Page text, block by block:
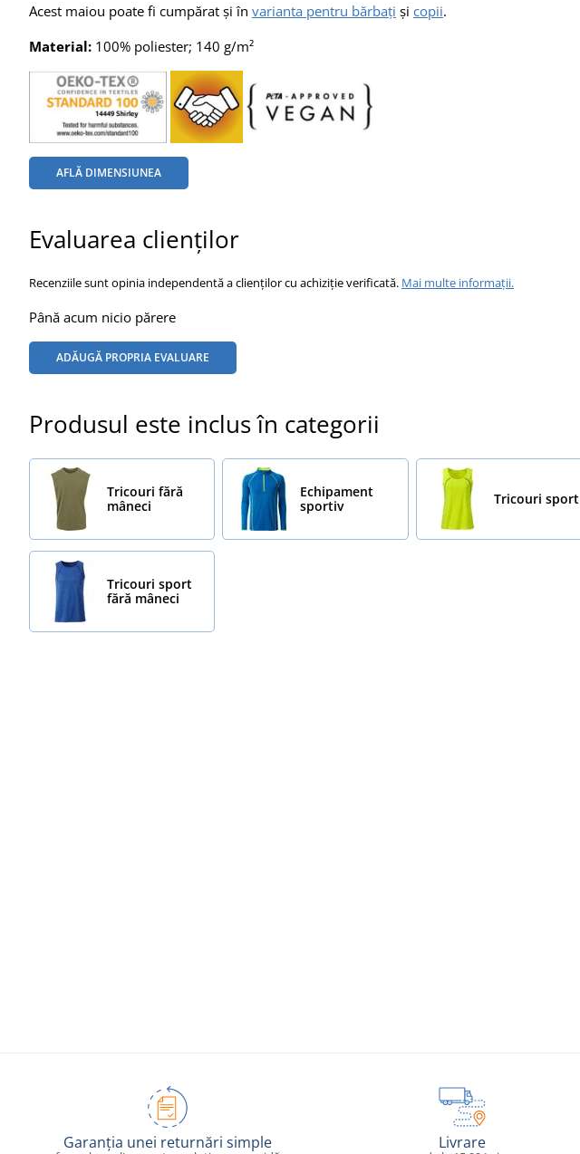
Acest maiou poate fi cumpărat și în varianta pentru bărbați și copii.
Material: 100% poliester; 140 g/m²
AFLĂ DIMENSIUNEA
Evaluarea clienților
Recenziile sunt opinia independentă a clienților cu achiziție verificată. Mai multe informații.
Până acum nicio părere
ADĂUGĂ PROPRIA EVALUARE
Produsul este inclus în categorii
Tricouri fără
mâneci
Echipament
sportiv
Tricouri sport
Tricouri sport
fără mâneci
Garanția unei returnări simple Livrare